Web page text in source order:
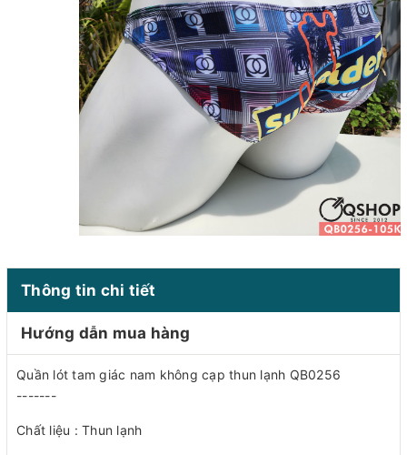
Thông tin chi tiết
Hướng dẫn mua hàng
Quần lót tam giác nam không cạp thun lạnh QB0256
-------
Chất liệu : Thun lạnh